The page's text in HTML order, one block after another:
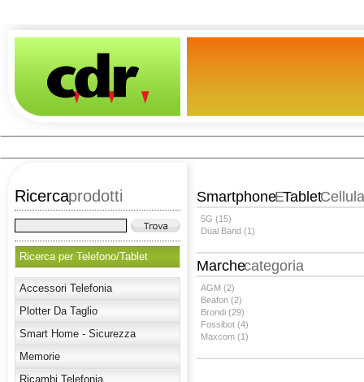
Ricercaprodotti
Ricerca per Telefono/Tablet
Accessori Telefonia
Plotter Da Taglio
Smart Home - Sicurezza
Memorie
Ricambi Telefonia
SmartphoneETablet
5G (15)
Dual Band (1)
Marchecategoria
AGM (2)
Beafon (2)
Brondi (29)
Fossibot (4)
Maxcom (1)